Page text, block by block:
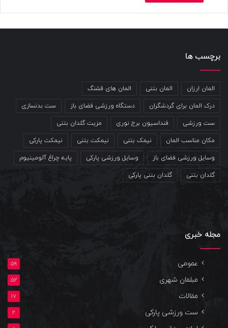
برچسب ها
المان ارزان المان بتنی المان های قشنگ
درک المان برای گردشگران دستگاه ورزشی فضای باز ست بدنسازی
ست ورزشی فنداسیون برج نوری مزیت گلدان بتنی
مکان مناسب المان نیمک بتنی نیمکت بتنی نیمکت پارکی
وسایل ورزشی فضای باز وسایل ورزشی پارکی پایه چراغ آلومینیوم
گلدان بتنی گلدان بتنی پارکی
مجله خبری
عمومی 59
مبلمان شهری 52
مقالات 17
ست ورزشی پارکی 2